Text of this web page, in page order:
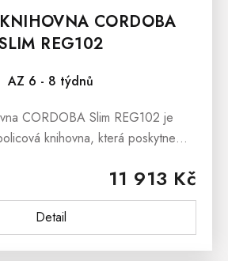
CORDOBA
REG102
AZ 6 - 8 týdnů
11 913 Kč
Detail
CORDOBA Slim REG102 je
knihovna, která poskytne
knihovna CORDOBA Slim...